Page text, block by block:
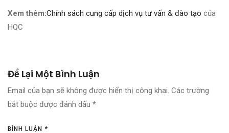
Xem thêm:Chính sách cung cấp dịch vụ tư vấn & đào tạo của
HQC
Để Lại Một Bình Luận
Email của bạn sẽ không được hiển thị công khai. Các trường
bắt buộc được đánh dấu *
BÌNH LUẬN *